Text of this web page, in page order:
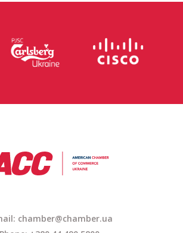
chamber@chamber.ua